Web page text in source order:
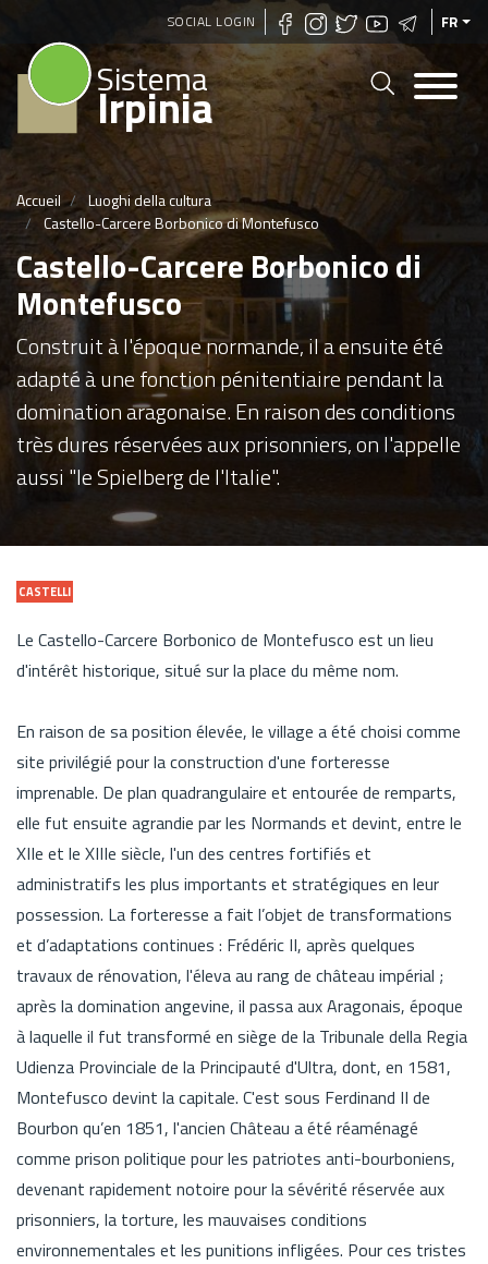
Aller
au
contenu
principal
SOCIAL LOGIN FR
Sistema
Irpinia
Accueil
Luoghi della cultura
Castello-Carcere Borbonico di Montefusco
Castello-Carcere Borbonico di
Montefusco
Construit à l'époque normande, il a ensuite été
adapté à une fonction pénitentiaire pendant la
domination aragonaise. En raison des conditions
très dures réservées aux prisonniers, on l'appelle
aussi "le Spielberg de l'Italie".
CASTELLI
Le Castello-Carcere Borbonico de Montefusco est un lieu
d'intérêt historique, situé sur la place du même nom.
En raison de sa position élevée, le village a été choisi comme
site privilégié pour la construction d'une forteresse
imprenable. De plan quadrangulaire et entourée de remparts,
elle fut ensuite agrandie par les Normands et devint, entre le
XIIe et le XIIIe siècle, l'un des centres fortifiés et
administratifs les plus importants et stratégiques en leur
possession. La forteresse a fait l’objet de transformations
et d’adaptations continues : Frédéric II, après quelques
travaux de rénovation, l'éleva au rang de château impérial ;
après la domination angevine, il passa aux Aragonais, époque
à laquelle il fut transformé en siège de la Tribunale della Regia
Udienza Provinciale de la Principauté d'Ultra, dont, en 1581,
Montefusco devint la capitale. C'est sous Ferdinand II de
Bourbon qu’en 1851, l'ancien Château a été réaménagé
comme prison politique pour les patriotes anti-bourboniens,
devenant rapidement notoire pour la sévérité réservée aux
prisonniers, la torture, les mauvaises conditions
environnementales et les punitions infligées. Pour ces tristes